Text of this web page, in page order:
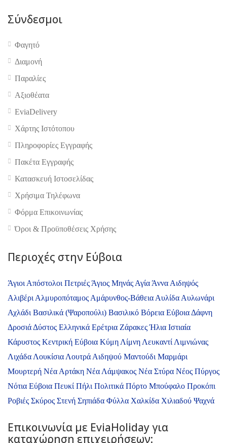
Σύνδεσμοι
Φαγητό
Διαμονή
Παραλίες
Αξιοθέατα
EviaDelivery
Χάρτης Ιστότοπου
Πληροφορίες Εγγραφής
Πακέτα Εγγραφής
Κατασκευή Ιστοσελίδας
Χρήσιμα Τηλέφωνα
Φόρμα Επικοινωνίας
Όροι & Προϋποθέσεις Xρήσης
Περιοχές στην Εύβοια
Άγιοι Απόστολοι Πετριές Άγιος Μηνάς Αγία Άννα Αιδηψός
Αλιβέρι Αλμυροπόταμος Αμάρυνθος-Βάθεια Αυλίδα Αυλωνάρι
Αχλάδι Βασιλικά (Ψαροπούλι) Βασιλικό Βόρεια Εύβοια Δάφνη
Δροσιά Δύστος Ελληνικά Ερέτρια ΖάρακεςΉλια Ιστιαία
Κάρυστος Κεντρική Εύβοια Κύμη Λίμνη Λευκαντί Λιμνιώνας
Λιχάδα Λουκίσια Λουτρά Αιδηψού Μαντούδι Μαρμάρι
Μουρτερή Νέα Αρτάκη Νέα Λάμψακος Νέα Στύρα Νέος Πύργος
Νότια Εύβοια Πευκί Πήλι Πολιτικά Πόρτο Μπούφαλο Προκόπι
Ροβιές Σκύρος Στενή Σηπιάδα Φύλλα Χαλκίδα Χιλιαδού Ψαχνά
Επικοινωνία με ΕviaHoliday για
καταχώρηση επιχειρήσεων: